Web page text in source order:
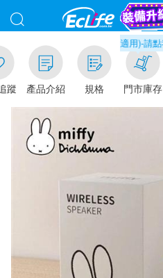
蹤 產品介紹 規格
貨現折1%(部分商品不適用)-請點我看
門市庫存